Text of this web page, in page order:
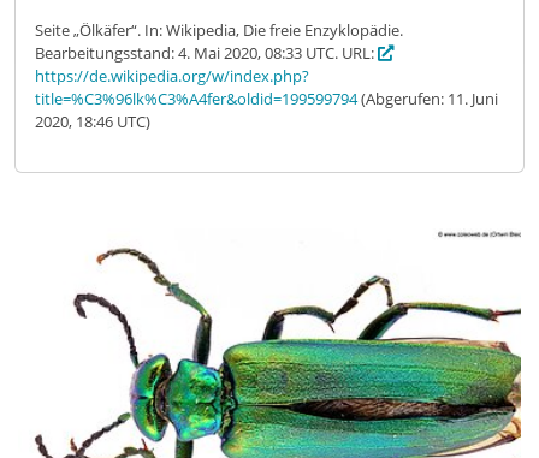
Seite „Ölkäfer“. In: Wikipedia, Die freie Enzyklopädie.
Bearbeitungsstand: 4. Mai 2020, 08:33 UTC. URL:
https://de.wikipedia.org/w/index.php?
title=%C3%96lk%C3%A4fer&oldid=199599794(Abgerufen: 11. Juni
2020, 18:46 UTC)